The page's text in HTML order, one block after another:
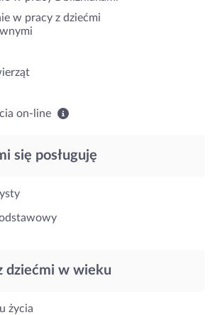
w pracy z dziećmi
on-line
się posługuję
dziećmi w wieku
życia